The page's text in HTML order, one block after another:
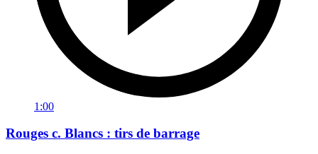
1:00
Rouges c. Blancs : tirs de barrage